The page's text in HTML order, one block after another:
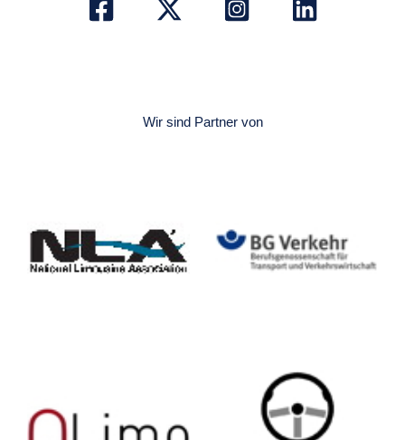
Wir sind Partner von